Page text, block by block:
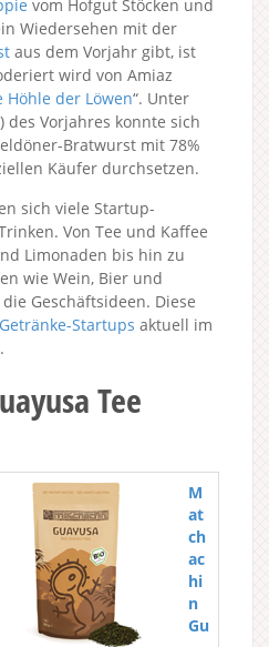
vom Hofgut Stöcken und
Wiedersehen mit der
aus dem Vorjahr gibt, ist
wird von Amiaz
Höhle der Löwen“. Unter
des Vorjahres konnte sich
Bratwurst mit 78%
Käufer durchsetzen.
sich viele Startup-
Von Tee und Kaffee
Limonaden bis hin zu
wie Wein, Bier und
Geschäftsideen. Diese
Getränke-Startups aktuell im
Tee
M
at
ch
ac
hi
n
Gu